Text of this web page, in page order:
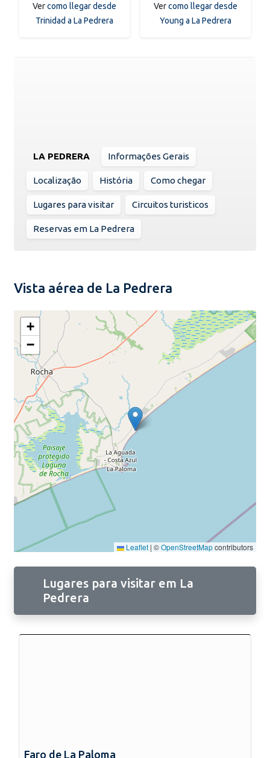
Vercomo llegar desde
Trinidad a La Pedrera
Vercomo llegar desde
Young a La Pedrera
LA PEDRERA Informações Gerais
Localização História Como chegar
Lugares para visitar Circuitos turisticos
Reservas em La Pedrera
Vista aérea de La Pedrera
+
−
Leaflet | ©OpenStreetMapcontributors
Lugares para visitar em La
Pedrera
Faro de La Paloma